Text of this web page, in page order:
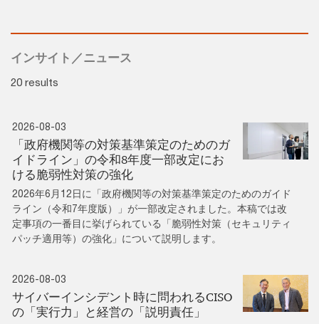
インサイト／ニュース
20 results
2026-08-03
「政府機関等の対策基準策定のためのガ
イドライン」の令和8年度一部改定にお
ける脆弱性対策の強化
2026年6月12日に「政府機関等の対策基準策定のためのガイド
ライン（令和7年度版）」が一部改定されました。本稿では改
定事項の一番目に挙げられている「脆弱性対策（セキュリティ
パッチ適用等）の強化」について説明します。
2026-08-03
サイバーインシデント時に問われるCISO
の「実行力」と経営の「説明責任」